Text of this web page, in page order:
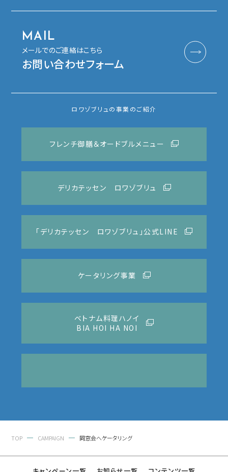
MAIL
メールでのご連絡はこちら
お問い合わせフォーム
ロワゾブリュの事業のご紹介
フレンチ御膳＆オードブルメニュー
デリカテッセン ロワゾブリュ
「デリカテッセン ロワゾブリュ」公式LINE
ケータリング事業
ベトナム料理ハノイ
BIA HOI HA NOI
TOP CAMPAIGN 同窓会へケータリング